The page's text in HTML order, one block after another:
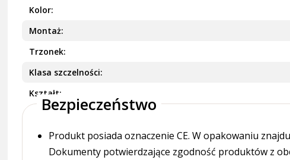
Kolor
Montaż
Trzonek
Klasa szczelności
Kształt
Bezpieczeństwo
Produkt posiada oznaczenie CE. W opakowaniu
Dokumenty potwierdzające zgodność produktów z